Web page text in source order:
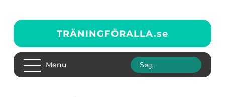
TRÄNINGFÖRALLA.se
Menu